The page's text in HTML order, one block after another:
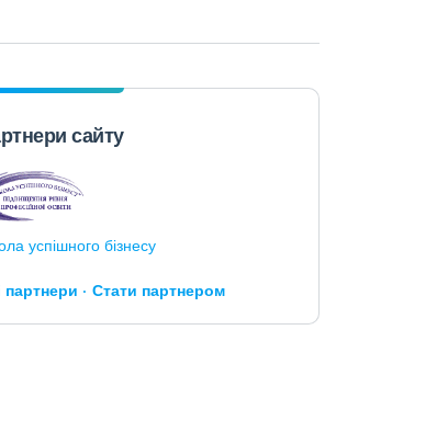
сайту
успішного бізнесу
партнери Стати партнером